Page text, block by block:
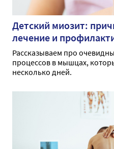
Детский миозит:
лечение и
Рассказываем про
процессов в мышцах,
несколько дней.